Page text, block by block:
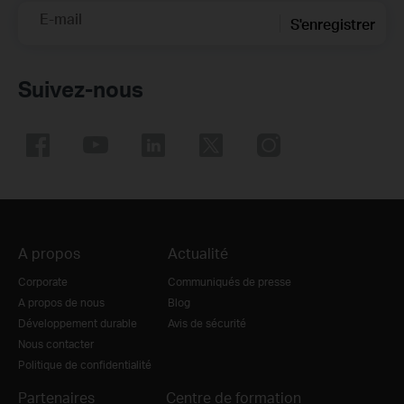
E-mail S'enregistrer
Suivez-nous
A propos
Corporate
A propos de nous
Développement durable
Nous contacter
Politique de confidentialité
Actualité
Communiqués de presse
Blog
Avis de sécurité
Partenaires Centre de formation